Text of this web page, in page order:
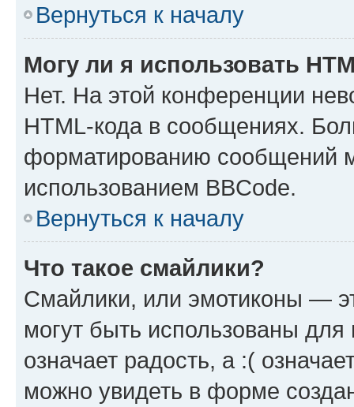
Вернуться к началу
Могу ли я использовать
Нет. На этой конференции
HTML-кода в сообщениях.
форматированию сообщений
использованием BBCode.
Вернуться к началу
Что такое смайлики?
Смайлики, или эмотиконы —
могут быть использованы
означает радость, а :(
можно увидеть в форме